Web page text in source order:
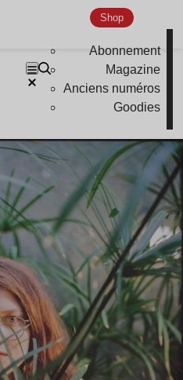
Shop
Abonnement
Magazine
Anciens numéros
Goodies